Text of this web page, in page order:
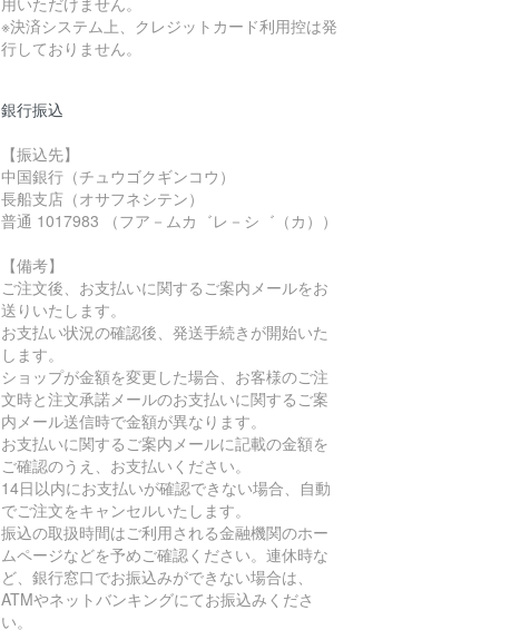
※決済システム上、クレジットカード利用控は発
行しておりません。
銀行振込
【振込先】
中国銀行（チュウゴクギンコウ）
長船支店（オサフネシテン）
普通 1017983 （フア－ムカ゛レ－シ゛（カ））
【備考】
ご注文後、お支払いに関するご案内メールをお
送りいたします。
お支払い状況の確認後、発送手続きが開始いた
します。
ショップが金額を変更した場合、お客様のご注
文時と注文承諾メールのお支払いに関するご案
内メール送信時で金額が異なります。
お支払いに関するご案内メールに記載の金額を
ご確認のうえ、お支払いください。
14日以内にお支払いが確認できない場合、自動
でご注文をキャンセルいたします。
振込の取扱時間はご利用される金融機関のホー
ムページなどを予めご確認ください。連休時な
ど、銀行窓口でお振込みができない場合は、
ATMやネットバンキングにてお振込みくださ
い。